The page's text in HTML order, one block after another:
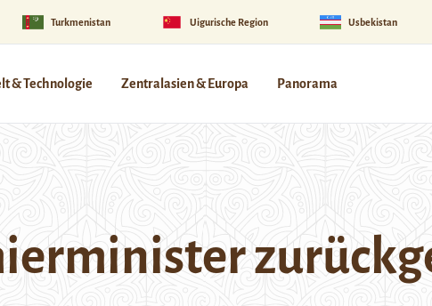
Turkmenistan Uigurische Region Usbekistan
& Technologie Zentralasien & Europa Panorama